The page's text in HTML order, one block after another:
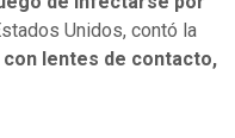
Unidos, contó la
lentes de contacto,